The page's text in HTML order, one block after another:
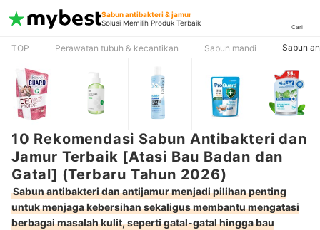
Sabun antibakteri & jamur
Solusi Memilih Produk Terbaik
Cari
TOP Perawatan tubuh & kecantikan Sabun mandi Sabun
10 Rekomendasi Sabun Antibakteri dan
Jamur Terbaik [Atasi Bau Badan dan
Gatal] (Terbaru Tahun 2026)
Sabun antibakteri dan antijamur menjadi pilihan penting
untuk menjaga kebersihan sekaligus membantu mengatasi
berbagai masalah kulit, seperti gatal-gatal hingga bau